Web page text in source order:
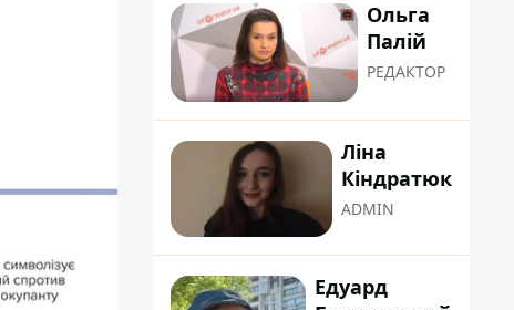
Ольга
Палій
РЕДАКТОР
Ліна
Кіндратюк
ADMIN
Едуард